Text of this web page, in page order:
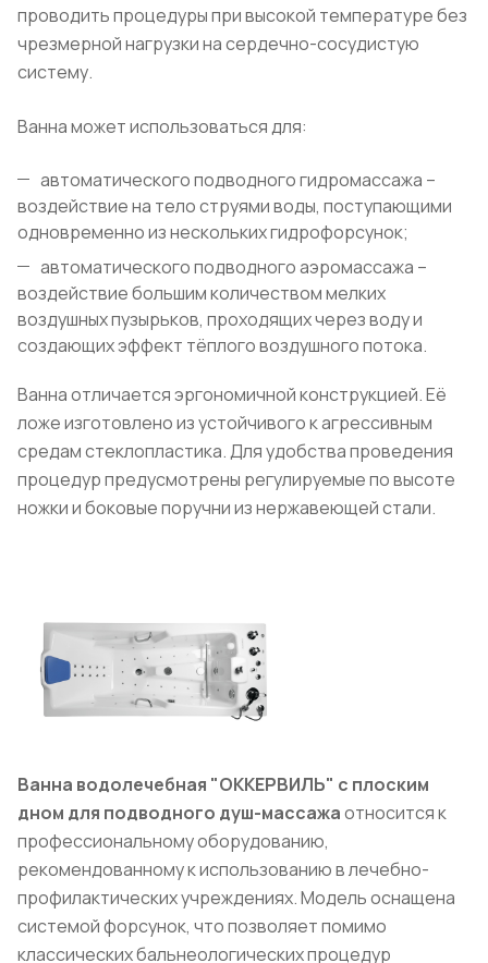
проводить процедуры при высокой температуре без
чрезмерной нагрузки на сердечно-сосудистую
систему.
Ванна может использоваться для:
автоматического подводного гидромассажа –
воздействие на тело струями воды, поступающими
одновременно из нескольких гидрофорсунок;
автоматического подводного аэромассажа –
воздействие большим количеством мелких
воздушных пузырьков, проходящих через воду и
создающих эффект тёплого воздушного потока.
Ванна отличается эргономичной конструкцией. Её
ложе изготовлено из устойчивого к агрессивным
средам стеклопластика. Для удобства проведения
процедур предусмотрены регулируемые по высоте
ножки и боковые поручни из нержавеющей стали.
Ванна водолечебная "ОККЕРВИЛЬ" с плоским
дном для подводного душ-массажаотносится к
профессиональному оборудованию,
рекомендованному к использованию в лечебно-
профилактических учреждениях. Модель оснащена
системой форсунок, что позволяет помимо
классических бальнеологических процедур